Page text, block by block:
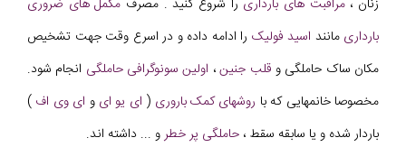
بارداری مانند اسید فولیک را ادامه داده و در اسرع وقت جهت تشخیص
مکان ساک حاملگی و قلب جنین، اولین سونوگرافی حاملگی انجام شود.
مخصوصا خانمهایی که با روشهای کمک باروری ( ای یو ای و ای وی اف )
باردار شده و یا سابقه سقط ، حاملگی پر خطر و ... داشته اند.